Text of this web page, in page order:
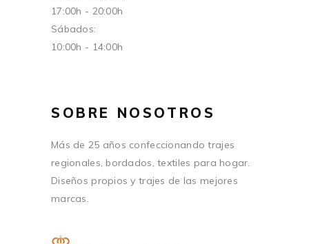
17:00h - 20:00h
Sábados:
10:00h - 14:00h
SOBRE NOSOTROS
Más de 25 años confeccionando trajes
regionales, bordados, textiles para hogar.
Diseños propios y trajes de las mejores
marcas.